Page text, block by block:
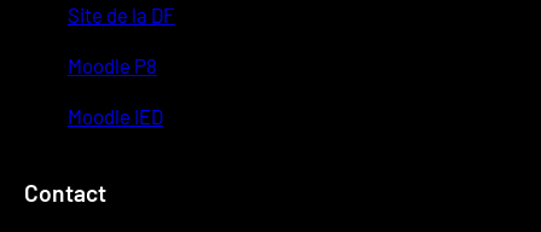
Site de la DF
Moodle P8
Moodle IED
Contact